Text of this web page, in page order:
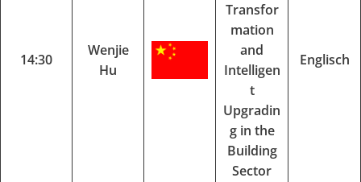
14:30
Wenjie
Hu
Transfor
mation
and
Intelligen
t
Upgradin
g in the
Building
Sector
Englisch